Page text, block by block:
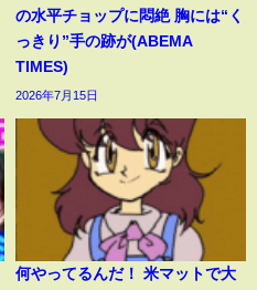
の水平チョップに悶絶 胸には“く
っきり”手の跡が(ABEMA
TIMES)
2026年7月15日
何やってるんだ！ 米マットで大